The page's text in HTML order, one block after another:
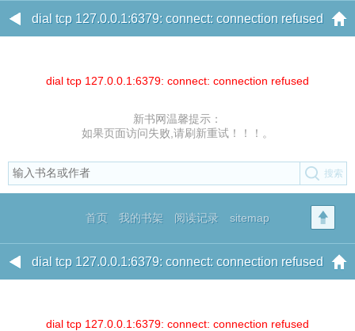
dial tcp 127.0.0.1:6379: connect: connection refused
dial tcp 127.0.0.1:6379: connect: connection refused
新书网温馨提示：
如果页面访问失败,请刷新重试！！！。
首页 我的书架 阅读记录 sitemap
dial tcp 127.0.0.1:6379: connect: connection refused
dial tcp 127.0.0.1:6379: connect: connection refused